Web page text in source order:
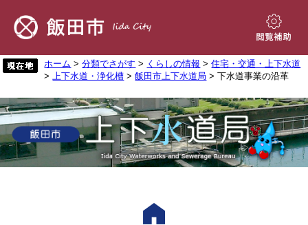
先
す。
を
し
て
本
文
へ
閲
補
助
ホーム >分類でさがす > くらしの情報 >住宅・交通・上下水道
>上下水道・浄化槽 >飯田市上下水道局 > 下水道事業の沿革